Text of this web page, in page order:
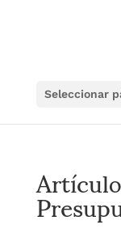
Seleccionar